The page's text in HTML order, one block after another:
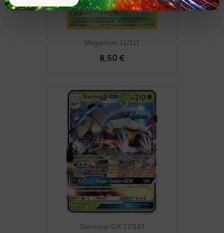
Meganium 11/111
8,50 €
Sarmuraï GX 17/147